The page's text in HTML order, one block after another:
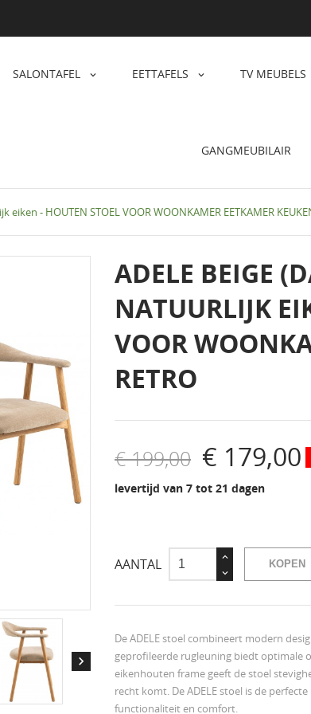
SALONTAFEL EETTAFELS TV MEUBELS
GANGMEUBILAIR
- HOUTEN STOEL VOOR WOONKAMER EETKAMER

ADELE BEIGE
NATUURLIJK
VOOR
RETRO
€ 199,00 € 179,00
levertijd van 7 tot 21 dagen
AANTAL KOPEN
De ADELE stoel combineert modern
geprofileerde rugleuning biedt optimale
eikenhouten frame geeft de stoel
recht komt. De ADELE stoel is de
functionaliteit en comfort.